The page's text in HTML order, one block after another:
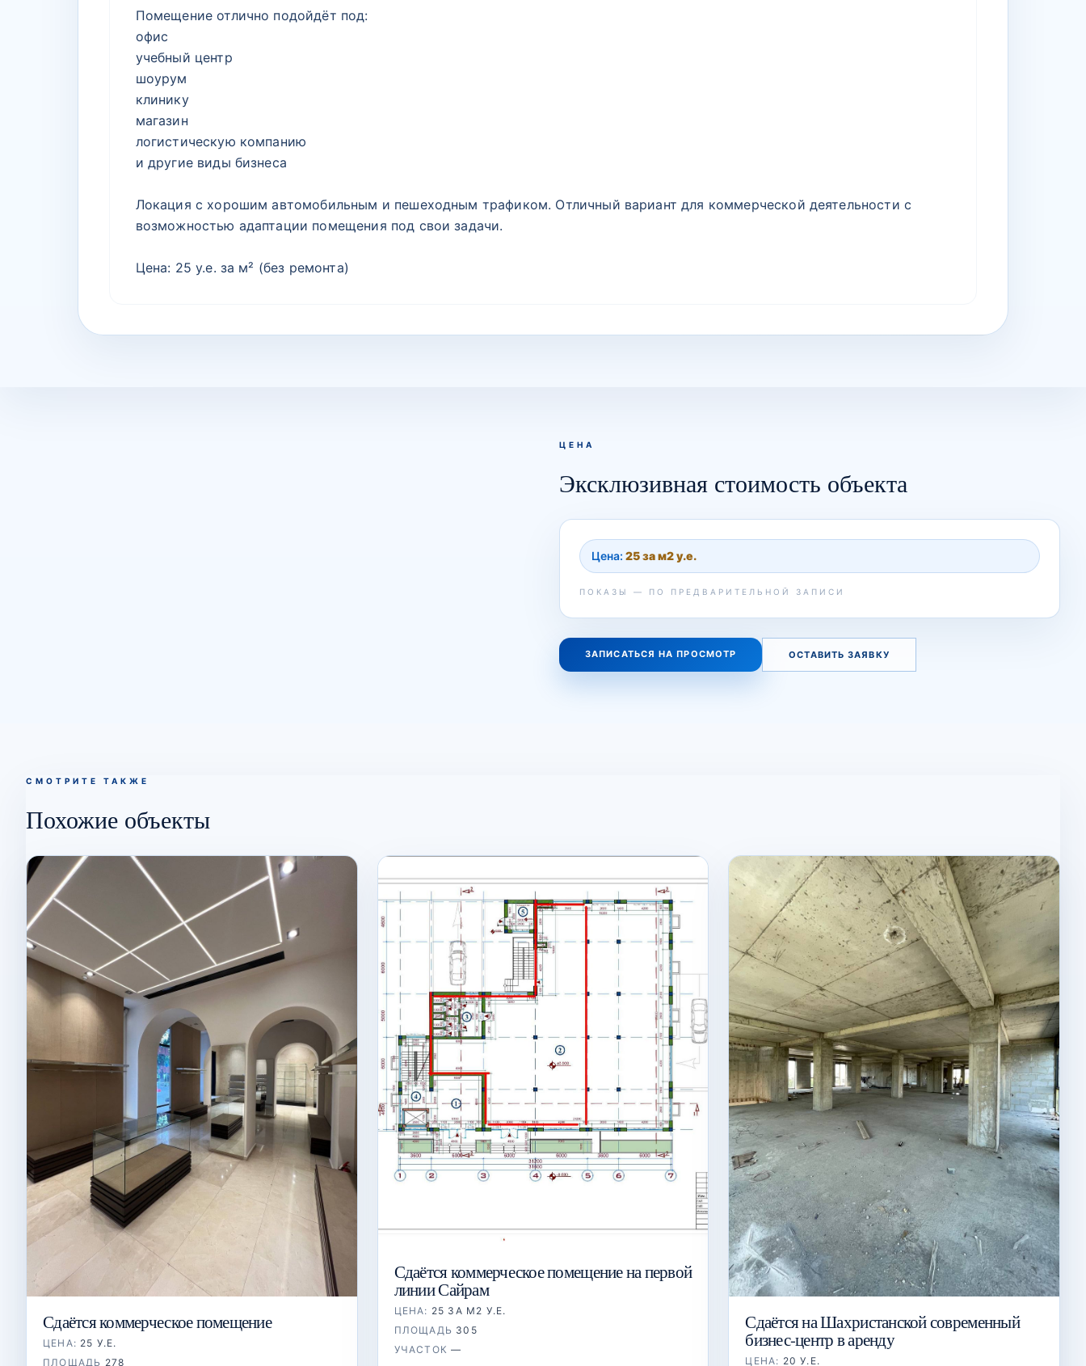
Помещение отлично подойдёт под:
офис
учебный центр
шоурум
клинику
магазин
логистическую компанию
и другие виды бизнеса
Локация с хорошим автомобильным и пешеходным трафиком. Отличный вариант для коммерческой деятельности с
возможностью адаптации помещения под свои задачи.
Цена: 25 у.е. за м² (без ремонта)
ЦЕНА
Эксклюзивная стоимость объекта
Цена: 25 за м2 у.е.
ПОКАЗЫ — ПО ПРЕДВАРИТЕЛЬНОЙ ЗАПИСИ
ЗАПИСАТЬСЯ НА ПРОСМОТР ОСТАВИТЬ ЗАЯВКУ
СМОТРИТЕ ТАКЖЕ
Похожие объекты
Сдаётся коммерческое помещение
ЦЕНА: 25 У.Е.
ПЛОЩАДЬ 278
Сдаётся коммерческое помещение на первой
линии Сайрам
ЦЕНА: 25 ЗА М2 У.Е.
ПЛОЩАДЬ 305
УЧАСТОК—
Сдаётся на Шахристанской современный
бизнес-центр в аренду
ЦЕНА: 20 У.Е.